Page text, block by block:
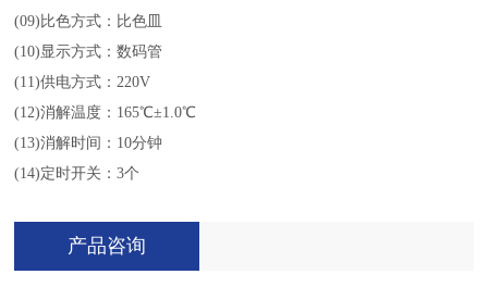
(09)比色方式：比色皿
(10)显示方式：数码管
(11)供电方式：220V
(12)消解温度：165℃±1.0℃
(13)消解时间：10分钟
(14)定时开关：3个
产品咨询